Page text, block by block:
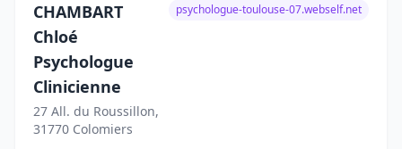
CHAMBART
Chloé
Psychologue
Clinicienne
27 All. du Roussillon,
31770 Colomiers
psychologue-toulouse-07.webself.net